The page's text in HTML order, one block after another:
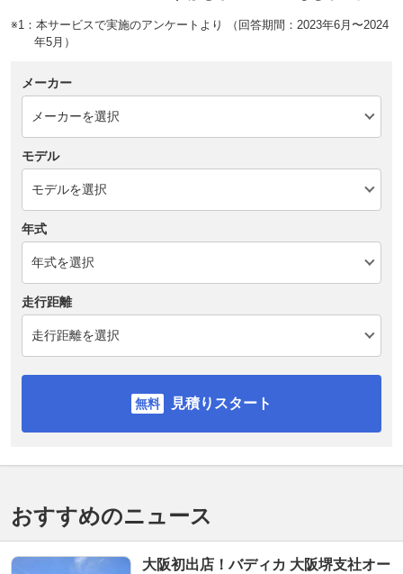
※1：本サービスで実施のアンケートより （回答期間：2023年6月〜2024
年5月）
メーカー
モデル
年式
走行距離
見積りスタート
おすすめのニュース
大阪初出店！バディカ 大阪堺支社オー